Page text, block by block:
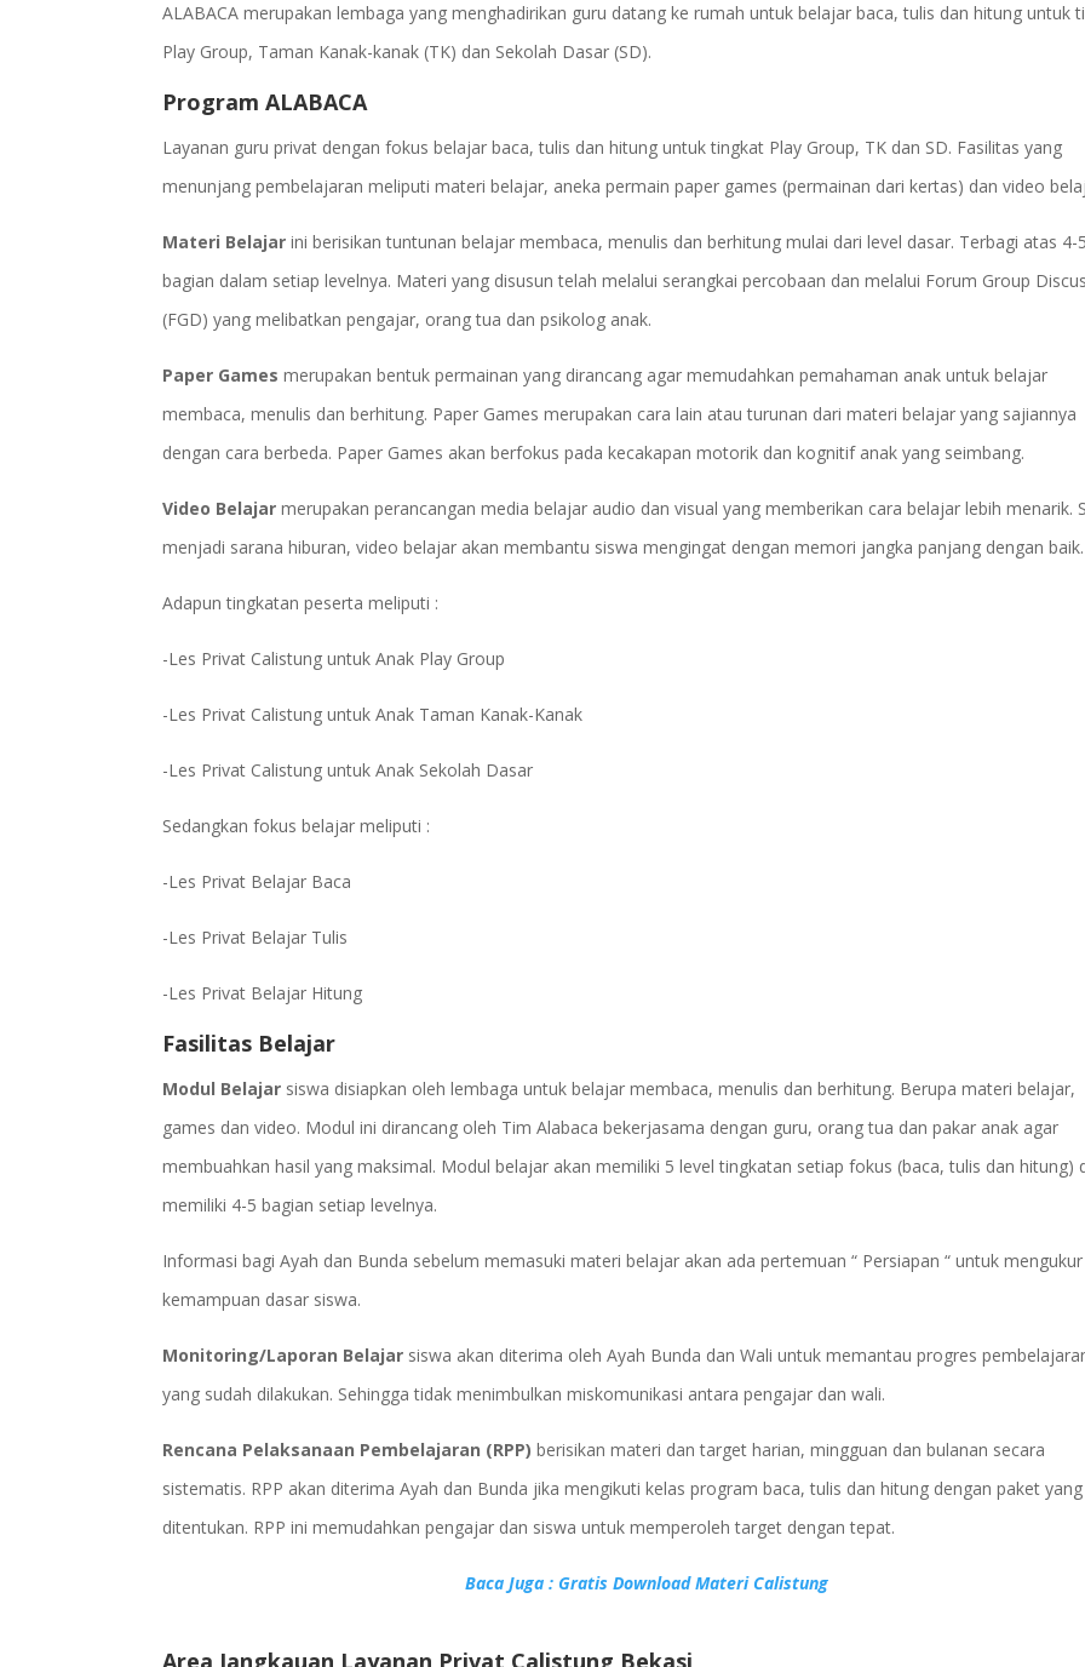
ALABACA merupakan lembaga yang menghadirikan guru datang ke rumah untuk belajar baca, tulis dan hitung untuk
Play Group, Taman Kanak-kanak (TK) dan Sekolah Dasar (SD).
Program ALABACA
Layanan guru privat dengan fokus belajar baca, tulis dan hitung untuk tingkat Play Group, TK dan SD. Fasilitas yang
menunjang pembelajaran meliputi materi belajar, aneka permain paper games (permainan dari kertas) dan video
Materi Belajar ini berisikan tuntunan belajar membaca, menulis dan berhitung mulai dari level dasar. Terbagi atas 4-
bagian dalam setiap levelnya. Materi yang disusun telah melalui serangkai percobaan dan melalui Forum Group
(FGD) yang melibatkan pengajar, orang tua dan psikolog anak.
Paper Games merupakan bentuk permainan yang dirancang agar memudahkan pemahaman anak untuk belajar
membaca, menulis dan berhitung. Paper Games merupakan cara lain atau turunan dari materi belajar yang sajiannya
dengan cara berbeda. Paper Games akan berfokus pada kecakapan motorik dan kognitif anak yang seimbang.
Video Belajar merupakan perancangan media belajar audio dan visual yang memberikan cara belajar lebih menarik.
menjadi sarana hiburan, video belajar akan membantu siswa mengingat dengan memori jangka panjang dengan baik.
Adapun tingkatan peserta meliputi :
-Les Privat Calistung untuk Anak Play Group
-Les Privat Calistung untuk Anak Taman Kanak-Kanak
-Les Privat Calistung untuk Anak Sekolah Dasar
Sedangkan fokus belajar meliputi :
-Les Privat Belajar Baca
-Les Privat Belajar Tulis
-Les Privat Belajar Hitung
Fasilitas Belajar
Modul Belajar siswa disiapkan oleh lembaga untuk belajar membaca, menulis dan berhitung. Berupa materi belajar,
games dan video. Modul ini dirancang oleh Tim Alabaca bekerjasama dengan guru, orang tua dan pakar anak agar
membuahkan hasil yang maksimal. Modul belajar akan memiliki 5 level tingkatan setiap fokus (baca, tulis dan hitung)
memiliki 4-5 bagian setiap levelnya.
Informasi bagi Ayah dan Bunda sebelum memasuki materi belajar akan ada pertemuan “ Persiapan “ untuk mengukur
kemampuan dasar siswa.
Monitoring/Laporan Belajar siswa akan diterima oleh Ayah Bunda dan Wali untuk memantau progres
yang sudah dilakukan. Sehingga tidak menimbulkan miskomunikasi antara pengajar dan wali.
Rencana Pelaksanaan Pembelajaran (RPP)berisikan materi dan target harian, mingguan dan bulanan secara
sistematis. RPP akan diterima Ayah dan Bunda jika mengikuti kelas program baca, tulis dan hitung dengan paket yang
ditentukan. RPP ini memudahkan pengajar dan siswa untuk memperoleh target dengan tepat.
Baca Juga : Gratis Download Materi Calistung
Area Jangkauan Layanan Privat Calistung Bekasi